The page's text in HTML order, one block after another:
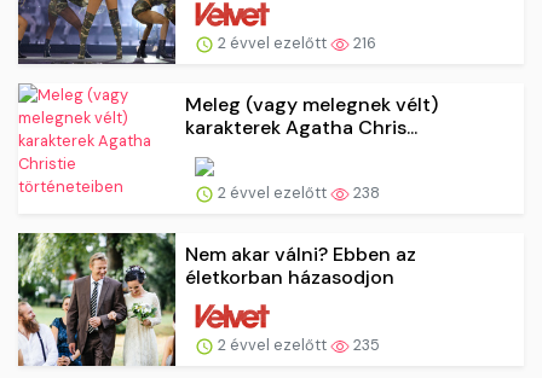
2 évvel ezelőtt 216
Meleg (vagy melegnek vélt)
karakterek Agatha Chris...
2 évvel ezelőtt 238
Nem akar válni? Ebben az
életkorban házasodjon
2 évvel ezelőtt 235